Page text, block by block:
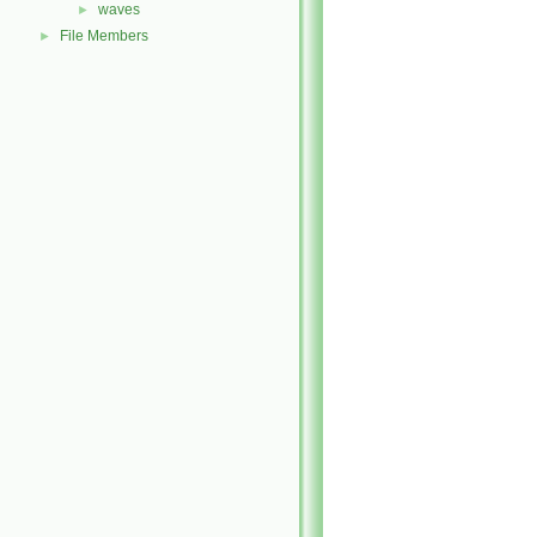
► waves
► File Members